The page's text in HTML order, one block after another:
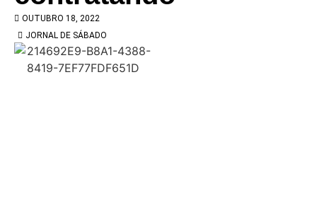
OUTUBRO 18, 2022
JORNAL DE SÁBADO